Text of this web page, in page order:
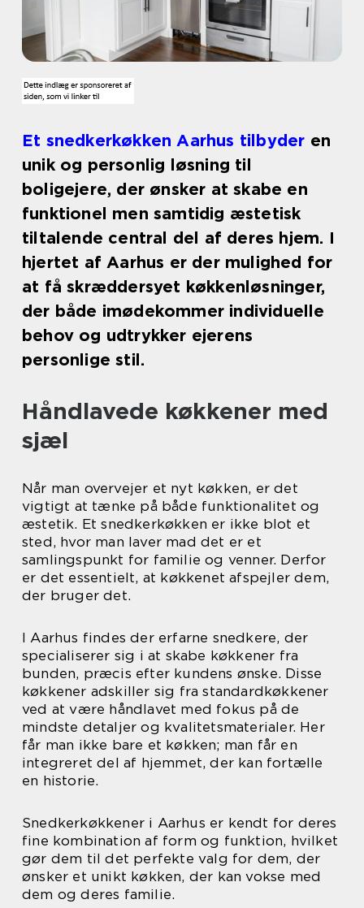
Et snedkerkøkken Aarhus tilbyder en
unik og personlig løsning til
boligejere, der ønsker at skabe en
funktionel men samtidig æstetisk
tiltalende central del af deres hjem. I
hjertet af Aarhus er der mulighed for
at få skræddersyet køkkenløsninger,
der både imødekommer individuelle
behov og udtrykker ejerens
personlige stil.
Håndlavede køkkener med
sjæl
Når man overvejer et nyt køkken, er det
vigtigt at tænke på både funktionalitet og
æstetik. Et snedkerkøkken er ikke blot et
sted, hvor man laver mad det er et
samlingspunkt for familie og venner. Derfor
er det essentielt, at køkkenet afspejler dem,
der bruger det.
I Aarhus findes der erfarne snedkere, der
specialiserer sig i at skabe køkkener fra
bunden, præcis efter kundens ønske. Disse
køkkener adskiller sig fra standardkøkkener
ved at være håndlavet med fokus på de
mindste detaljer og kvalitetsmaterialer. Her
får man ikke bare et køkken; man får en
integreret del af hjemmet, der kan fortælle
en historie.
Snedkerkøkkener i Aarhus er kendt for deres
fine kombination af form og funktion, hvilket
gør dem til det perfekte valg for dem, der
ønsker et unikt køkken, der kan vokse med
dem og deres familie.